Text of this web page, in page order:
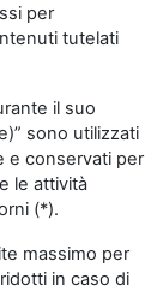
per
tutelati
il suo
sono utilizzati
e conservati per
le attività
(*).
massimo per
in caso di